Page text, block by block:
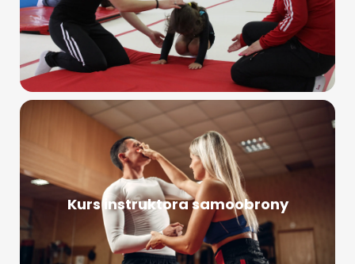
Kurs instruktora samoobrony